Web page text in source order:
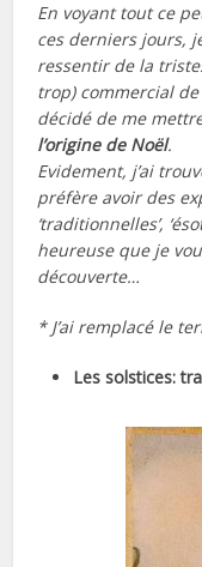
En voyant tout ce
ces derniers jours,
ressentir de la
trop) commercial de
décidé de me
l’origine de Noël.
Evidement, j’ai
préfère avoir des
‘traditionnelles’,
heureuse que je
découverte…
* J’ai remplacé le
Les solstices: